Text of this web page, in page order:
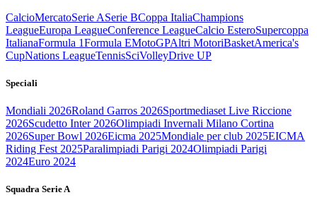
CalcioMercatoSerie ASerie BCoppa ItaliaChampions
LeagueEuropa LeagueConference LeagueCalcio EsteroSupercoppa
ItalianaFormula 1Formula EMotoGPAltri MotoriBasketAmerica's
CupNations LeagueTennisSciVolleyDrive UP
Speciali
Mondiali 2026Roland Garros 2026Sportmediaset Live Riccione
2026Scudetto Inter 2026Olimpiadi Invernali Milano Cortina
2026Super Bowl 2026Eicma 2025Mondiale per club 2025EICMA
Riding Fest 2025Paralimpiadi Parigi 2024Olimpiadi Parigi
2024Euro 2024
Squadra Serie A